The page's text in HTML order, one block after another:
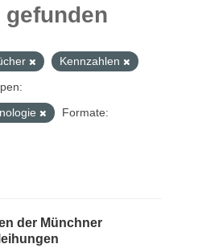
gefunden
Kennzahlen
Formate:
der Münchner